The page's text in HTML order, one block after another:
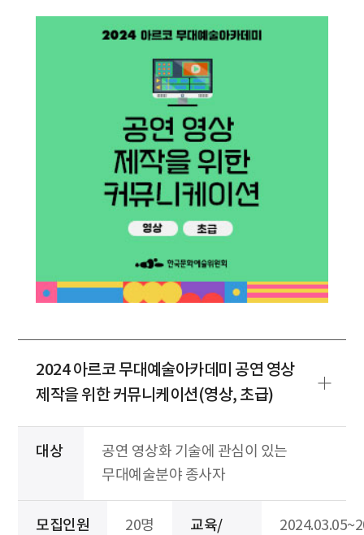
2024 아르코 무대예술아카데미 공연 영상
제작을 위한 커뮤니케이션(영상, 초급)
대상
공연 영상화 기술에 관심이 있는
무대예술분야 종사자
모집인원 20명
교육/